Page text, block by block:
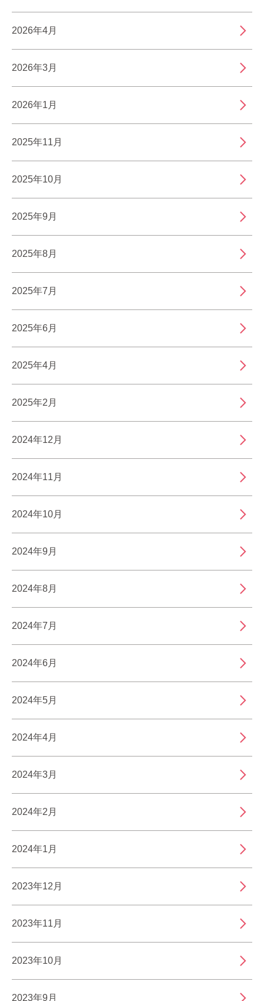
2026年4月
2026年3月
2026年1月
2025年11月
2025年10月
2025年9月
2025年8月
2025年7月
2025年6月
2025年4月
2025年2月
2024年12月
2024年11月
2024年10月
2024年9月
2024年8月
2024年7月
2024年6月
2024年5月
2024年4月
2024年3月
2024年2月
2024年1月
2023年12月
2023年11月
2023年10月
2023年9月